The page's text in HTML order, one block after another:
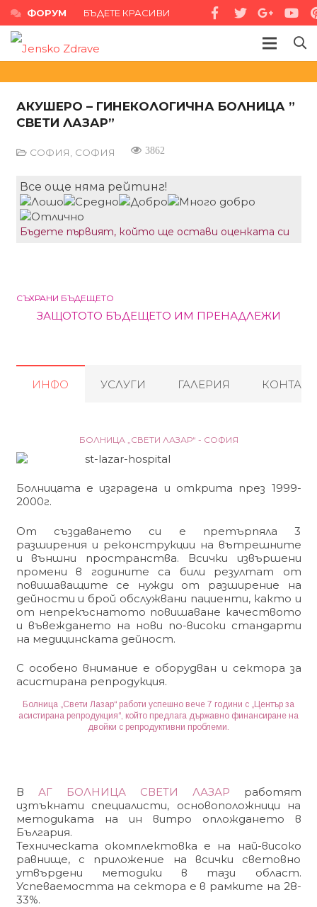
ФОРУМ БЪДЕТЕ КРАСИВИ
АКУШЕРО – ГИНЕКОЛОГИЧНА БОЛНИЦА ”
СВЕТИ ЛАЗАР”
СОФИЯ СОФИЯ 3862
Все още няма рейтинг!
Бъдете първият, който ще остави оценката си
СЪХРАНИ БЪДЕЩЕТО
ЗАЩОТОТО БЪДЕЩЕТО ИМ ПРЕНАДЛЕЖИ
ИНФО УСЛУГИ ГАЛЕРИЯ
БОЛНИЦА „СВЕТИ ЛАЗАР“ - СОФИЯ
Болницата е изградена и открита през 1999-
2000г.
От създаването си е претърпяла 3
разширения и реконструкции на вътрешните
и външни пространства. Всички извършени
промени в годините са били резултат от
повишаващите се нужди от разширение на
дейности и брой обслужвани пациенти, както и
от непрекъснатото повишаване качеството
и въвеждането на нови по-високи стандарти
на медицинската дейност.
С особено внимание е оборудван и сектора за
асистирана репродукция.
Болница „Свети Лазар“ работи успешно вече 7 години с „Център за
асистирана репродукция“, който предлага държавно финансиране на
двойки с репродуктивни проблеми.
В АГ БОЛНИЦА СВЕТИ ЛАЗАР работят
изтъкнати специалисти, основоположници на
методиката на ин витро оплождането в
България.
Техническата окомплектовка е на най-високо
равнище, с приложение на всички световно
утвърдени методики в тази област.
Успеваемостта на сектора е в рамките на 28-
33%.